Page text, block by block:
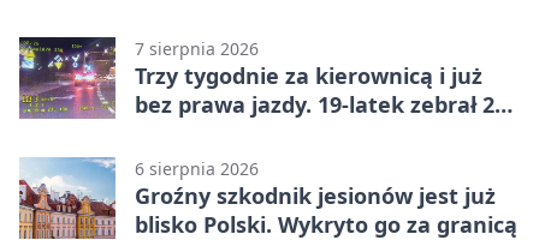
7 sierpnia 2026
Trzy tygodnie za kierownicą i już
bez prawa jazdy. 19-latek zebrał 23
6 sierpnia 2026
Groźny szkodnik jesionów jest już
blisko Polski. Wykryto go za granicą